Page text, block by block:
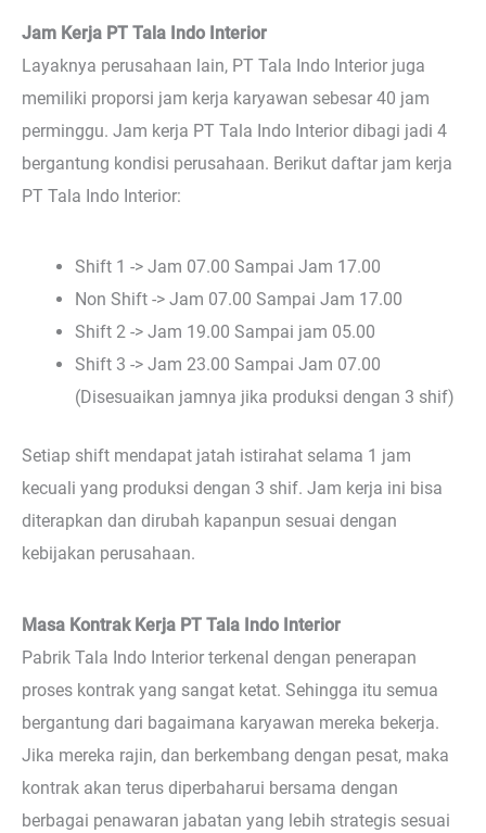
Jam Kerja PT Tala Indo Interior
Layaknya perusahaan lain, PT Tala Indo Interior juga
memiliki proporsi jam kerja karyawan sebesar 40 jam
perminggu. Jam kerja PT Tala Indo Interior dibagi jadi 4
bergantung kondisi perusahaan. Berikut daftar jam kerja
PT Tala Indo Interior:
Shift 1 -> Jam 07.00 Sampai Jam 17.00
Non Shift -> Jam 07.00 Sampai Jam 17.00
Shift 2 -> Jam 19.00 Sampai jam 05.00
Shift 3 -> Jam 23.00 Sampai Jam 07.00
(Disesuaikan jamnya jika produksi dengan 3 shif)
Setiap shift mendapat jatah istirahat selama 1 jam
kecuali yang produksi dengan 3 shif. Jam kerja ini bisa
diterapkan dan dirubah kapanpun sesuai dengan
kebijakan perusahaan.
Masa Kontrak Kerja PT Tala Indo Interior
Pabrik Tala Indo Interior terkenal dengan penerapan
proses kontrak yang sangat ketat. Sehingga itu semua
bergantung dari bagaimana karyawan mereka bekerja.
Jika mereka rajin, dan berkembang dengan pesat, maka
kontrak akan terus diperbaharui bersama dengan
berbagai penawaran jabatan yang lebih strategis sesuai